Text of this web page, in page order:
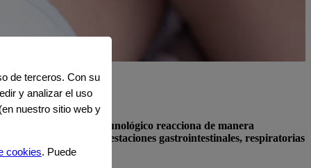
el sistema inmunológico reacciona de manera
que incluyen manifestaciones gastrointestinales, respiratorias
de terceros. Con su
y analizar el uso
nuestro sitio web y
cookies. Puede